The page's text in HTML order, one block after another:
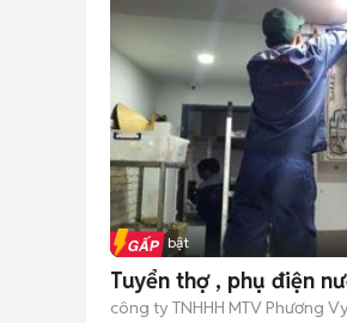
Tin nổi bật
Tuyển thợ , phụ điện
công ty TNHHH MTV Phương